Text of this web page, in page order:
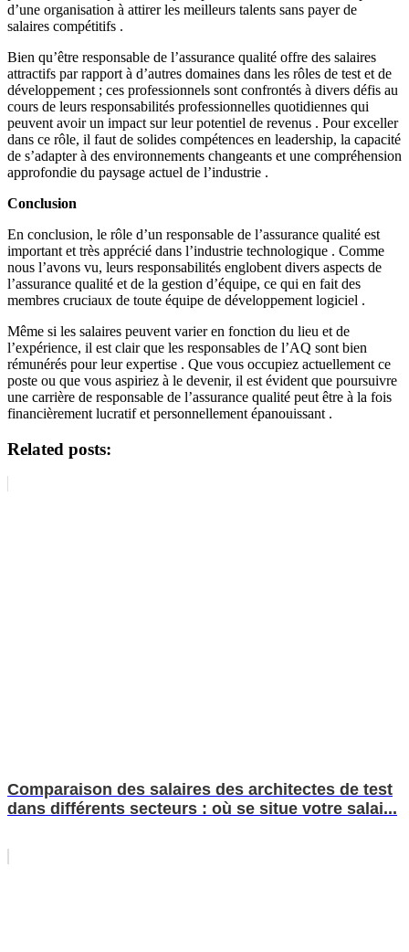
d’une organisation à attirer les meilleurs talents sans payer de
salaires compétitifs .
Bien qu’être responsable de l’assurance qualité offre des salaires
attractifs par rapport à d’autres domaines dans les rôles de test et de
développement ; ces professionnels sont confrontés à divers défis au
cours de leurs responsabilités professionnelles quotidiennes qui
peuvent avoir un impact sur leur potentiel de revenus . Pour exceller
dans ce rôle, il faut de solides compétences en leadership, la capacité
de s’adapter à des environnements changeants et une compréhension
approfondie du paysage actuel de l’industrie .
Conclusion
En conclusion, le rôle d’un responsable de l’assurance qualité est
important et très apprécié dans l’industrie technologique . Comme
nous l’avons vu, leurs responsabilités englobent divers aspects de
l’assurance qualité et de la gestion d’équipe, ce qui en fait des
membres cruciaux de toute équipe de développement logiciel .
Même si les salaires peuvent varier en fonction du lieu et de
l’expérience, il est clair que les responsables de l’AQ sont bien
rémunérés pour leur expertise . Que vous occupiez actuellement ce
poste ou que vous aspiriez à le devenir, il est évident que poursuivre
une carrière de responsable de l’assurance qualité peut être à la fois
financièrement lucratif et personnellement épanouissant .
Related posts:
Comparaison des salaires des architectes de test
dans différents secteurs : où se situe votre salai...